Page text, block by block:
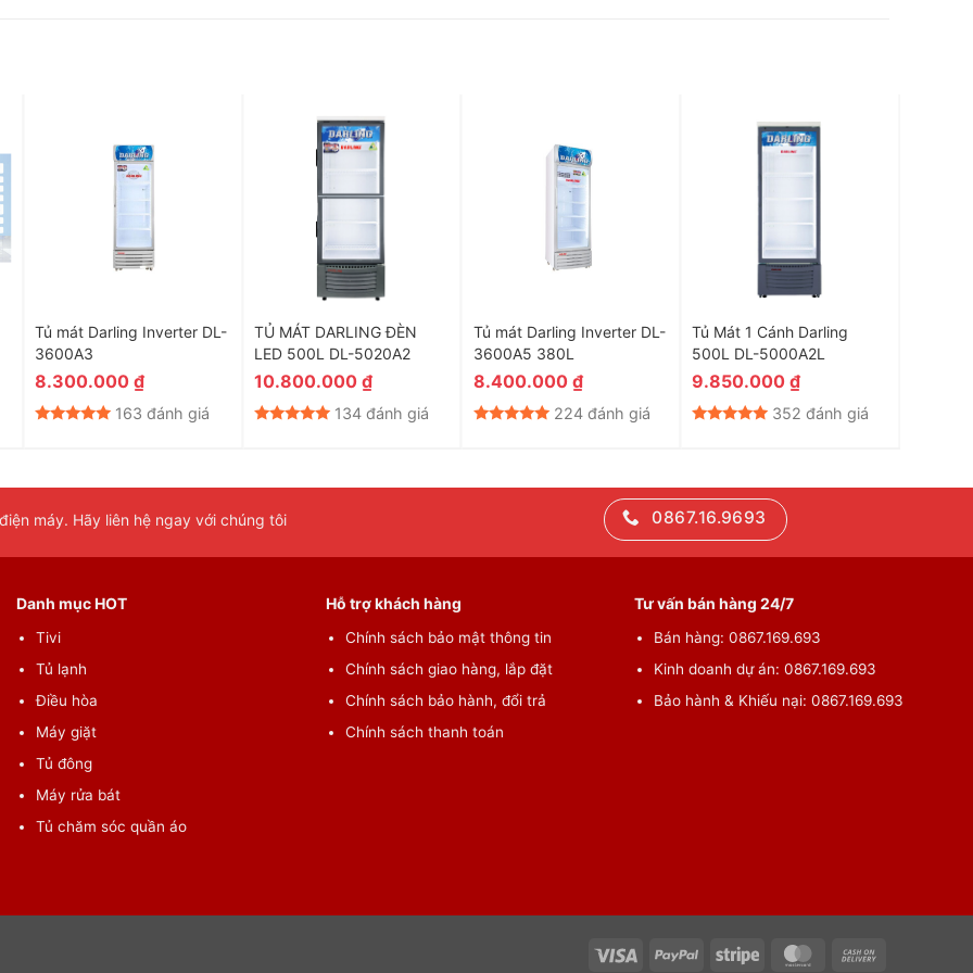
ngăn cản tối đa việc đọng sương trên cửa kính
Tủ mát Darling Inverter DL-
3600A3
8.300.000₫
163 đánh giá
TỦ MÁT DARLING ĐÈN
LED 500L DL-5020A2
10.800.000 ₫
134 đánh giá
Tủ mát Darling Inverter DL-
3600A5 380L
8.400.000 ₫
224 đánh giá
Tủ Mát 1 Cánh Darling
500L DL-5000A2L
9.850.000₫
352 đánh giá
máy. Hãy liên hệ ngay với chúng tôi 0867.16.9693
Danh mục HOT
Tivi
Tủ lạnh
Điều hòa
Máy giặt
Tủ đông
Máy rửa bát
Tủ chăm sóc quần áo
Hỗ trợ khách hàng
Chính sách bảo mật thông tin
Chính sách giao hàng, lắp đặt
Chính sách bảo hành, đổi trả
Chính sách thanh toán
Tư vấn bán hàng 24/7
Bán hàng: 0867.169.693
Kinh doanh dự án: 0867.169.693
Bảo hành & Khiếu nại: 0867.169.693
Visa PayPal Stripe MasterCard